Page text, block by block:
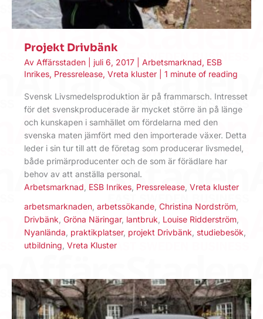
Projekt Drivbänk
Av Affärsstaden juli 6, 2017 Arbetsmarknad, ESB
Inrikes, Pressrelease, Vreta kluster 1 minute of reading
Svensk Livsmedelsproduktion är på frammarsch. Intresset
för det svenskproducerade är mycket större än på länge
och kunskapen i samhället om fördelarna med den
svenska maten jämfört med den importerade växer. Detta
leder i sin tur till att de företag som producerar livsmedel,
både primärproducenter och de som är förädlare har
behov av att anställa personal.
Arbetsmarknad ESB Inrikes Pressrelease Vreta kluster
arbetsmarknaden arbetssökande Christina Nordström
Drivbänk Gröna Näringar, lantbruk Louise Ridderström
Nyanlända praktikplatser, projekt Drivbänk studiebesök
utbildning Vreta Kluster